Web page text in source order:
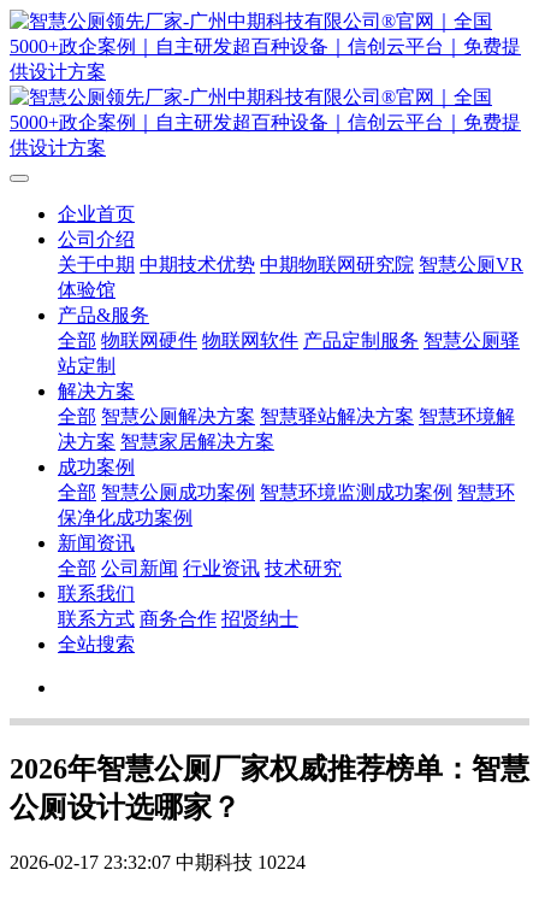
企业首页
公司介绍
关于中期 中期技术优势 中期物联网研究院 智慧公厕VR
体验馆
产品&服务
全部 物联网硬件 物联网软件 产品定制服务 智慧公厕驿
站定制
解决方案
全部 智慧公厕解决方案 智慧驿站解决方案 智慧环境解
决方案 智慧家居解决方案
成功案例
全部 智慧公厕成功案例 智慧环境监测成功案例 智慧环
保净化成功案例
新闻资讯
全部 公司新闻 行业资讯 技术研究
联系我们
联系方式 商务合作 招贤纳士
全站搜索
2026年智慧公厕厂家权威推荐榜单：智慧
公厕设计选哪家？
2026-02-17 23:32:07 中期科技 10224